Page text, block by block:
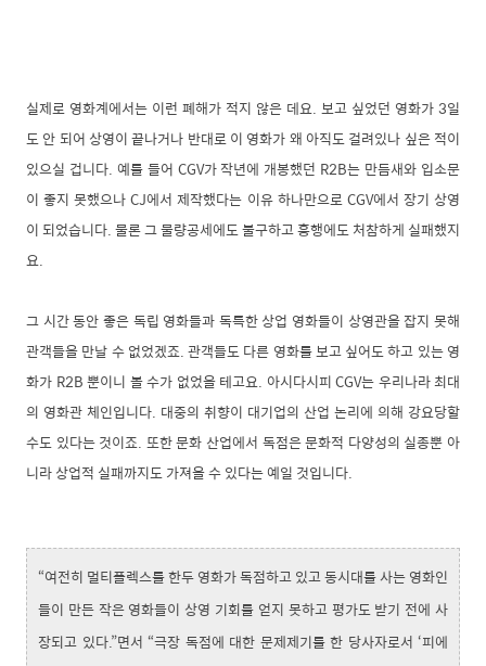
실제로 영화계에서는 이런 폐해가 적지 않은 데요. 보고 싶었던 영화가 3일
도 안 되어 상영이 끝나거나 반대로 이 영화가 왜 아직도 걸려있나 싶은 적이
있으실 겁니다. 예를 들어 CGV가 작년에 개봉했던 R2B는 만듬새와 입소문
이 좋지 못했으나 CJ에서 제작했다는 이유 하나만으로 CGV에서 장기 상영
이 되었습니다. 물론 그 물량공세에도 불구하고 흥행에도 처참하게 실패했지
요.
그 시간 동안 좋은 독립 영화들과 독특한 상업 영화들이 상영관을 잡지 못해
관객들을 만날 수 없었겠죠. 관객들도 다른 영화를 보고 싶어도 하고 있는 영
화가 R2B 뿐이니 볼 수가 없었을 테고요. 아시다시피 CGV는 우리나라 최대
의 영화관 체인입니다. 대중의 취향이 대기업의 산업 논리에 의해 강요당할
수도 있다는 것이죠. 또한 문화 산업에서 독점은 문화적 다양성의 실종뿐 아
니라 상업적 실패까지도 가져올 수 있다는 예일 것입니다.
“여전히 멀티플렉스를 한두 영화가 독점하고 있고 동시대를 사는 영화인
들이 만든 작은 영화들이 상영 기회를 얻지 못하고 평가도 받기 전에 사
장되고 있다.”면서 “극장 독점에 대한 문제제기를 한 당사자로서 ‘피에